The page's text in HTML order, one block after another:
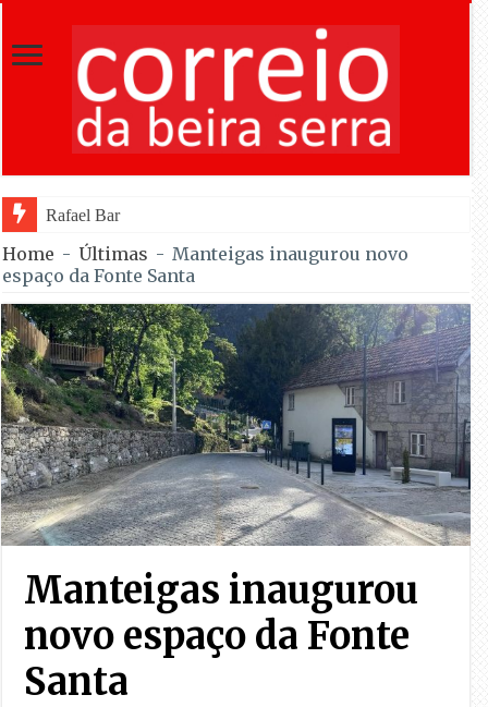
Rafael Barbas foi sétimo na Torre na e
Home - Últimas - Manteigas inaugurou novo
espaço da Fonte Santa
Manteigas inaugurou
novo espaço da Fonte
Santa